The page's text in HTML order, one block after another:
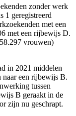
zonder werk
1 geregistreerd
met een
met een rijbewijs D.
vrouwen)
in 2021 middelen
naar een rijbewijs B.
tussen
B geraakt in de
zijn nu geschrapt.